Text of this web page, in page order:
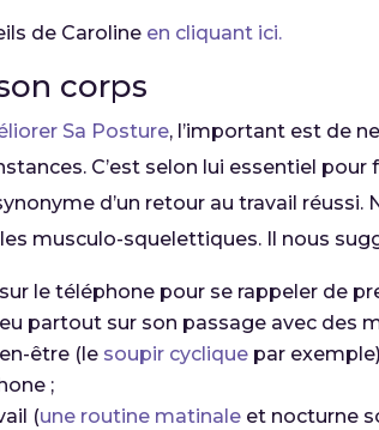
de Caroline en cliquant ici.
corps
Sa Posture, l’important est de
C’est selon lui essentiel
d’un retour au travail réussi.
musculo-squelettiques. Il nous
le téléphone pour se rappeler de
partout sur son passage avec des
être (le soupir cyclique par
;
(une routine matinale et nocturne